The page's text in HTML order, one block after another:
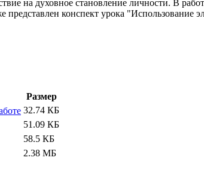
на духовное становление личности. В
конспект урока "Использование
Размер
32.74 КБ
51.09 КБ
58.5 КБ
2.38 МБ